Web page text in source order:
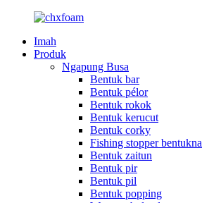
Imah
Produk
Ngapung Busa
Bentuk bar
Bentuk pélor
Bentuk rokok
Bentuk kerucut
Bentuk corky
Fishing stopper bentukna
Bentuk zaitun
Bentuk pir
Bentuk pil
Bentuk popping